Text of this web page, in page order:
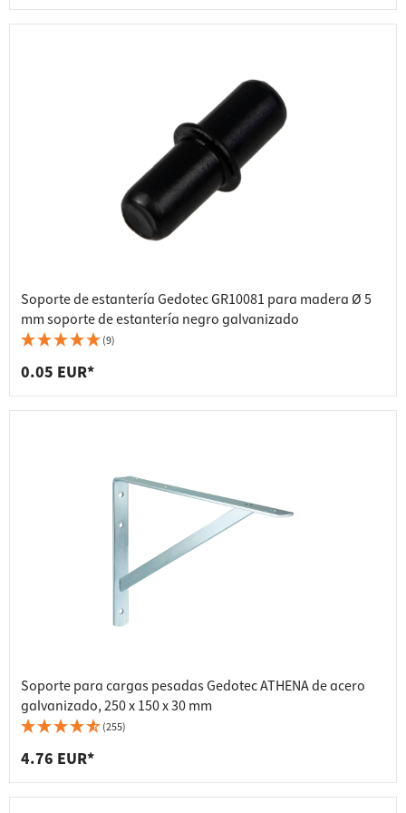
Soporte de estantería Gedotec GR10081 para madera Ø 5
mm soporte de estantería negro galvanizado
(9)
0.05 EUR*
Soporte para cargas pesadas Gedotec ATHENA de acero
galvanizado, 250 x 150 x 30 mm
(255)
4.76 EUR*